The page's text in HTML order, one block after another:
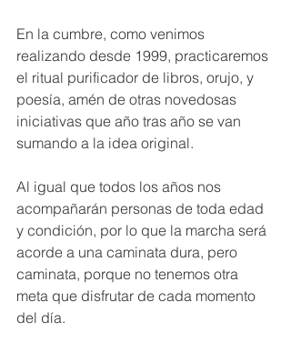
En la cumbre, como venimos
realizando desde 1999, practicaremos
el ritual purificador de libros, orujo, y
poesía, amén de otras novedosas
iniciativas que año tras año se van
sumando a la idea original.
Al igual que todos los años nos
acompañarán personas de toda edad
y condición, por lo que la marcha será
acorde a una caminata dura, pero
caminata, porque no tenemos otra
meta que disfrutar de cada momento
del día.